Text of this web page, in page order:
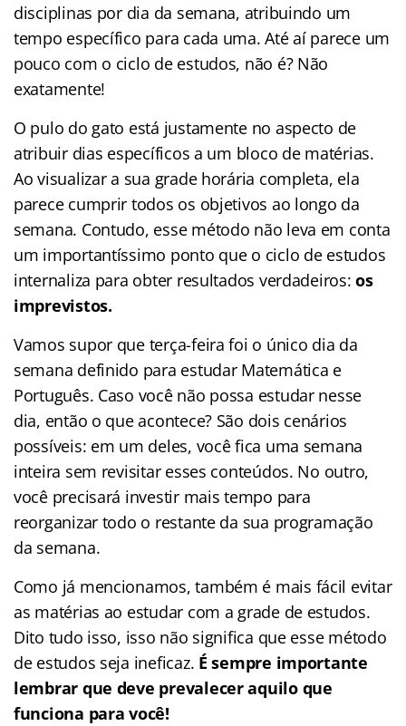
disciplinas por dia da semana, atribuindo um
tempo específico para cada uma. Até aí parece um
pouco com o ciclo de estudos, não é? Não
exatamente!
O pulo do gato está justamente no aspecto de
atribuir dias específicos a um bloco de matérias.
Ao visualizar a sua grade horária completa, ela
parece cumprir todos os objetivos ao longo da
semana. Contudo, esse método não leva em conta
um importantíssimo ponto que o ciclo de estudos
internaliza para obter resultados verdadeiros:os
imprevistos.
Vamos supor que terça-feira foi o único dia da
semana definido para estudar Matemática e
Português. Caso você não possa estudar nesse
dia, então o que acontece? São dois cenários
possíveis: em um deles, você fica uma semana
inteira sem revisitar esses conteúdos. No outro,
você precisará investir mais tempo para
reorganizar todo o restante da sua programação
da semana.
Como já mencionamos, também é mais fácil evitar
as matérias ao estudar com a grade de estudos.
Dito tudo isso, isso não significa que esse método
de estudos seja ineficaz. É sempre importante
lembrar que deve prevalecer aquilo que
funciona para você!